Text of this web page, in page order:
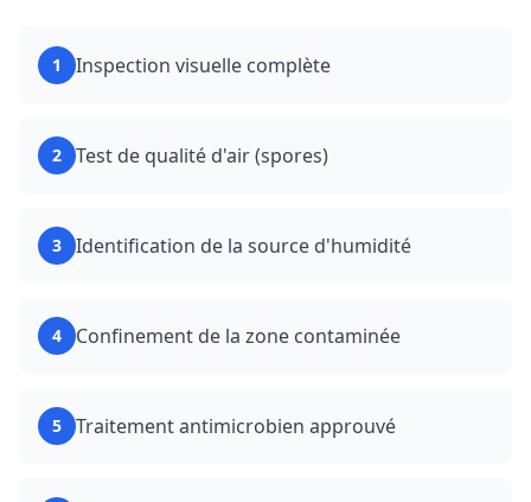
1 Inspection visuelle complète
2 Test de qualité d'air (spores)
3 Identification de la source d'humidité
4 Confinement de la zone contaminée
5 Traitement antimicrobien approuvé